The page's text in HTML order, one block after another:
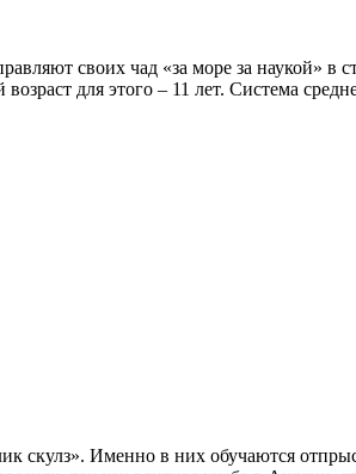
своих чад «за море за наукой» в
для этого – 11 лет. Система
скулз». Именно в них обучаются